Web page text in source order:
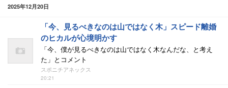
2025年12月20日
「今、見るべきなのは山ではなく木」スピード離婚
のヒカルが心境明かす
「今、僕が見るべきなのは山ではなく木なんだな、と考え
た」とコメント
スポニチアネックス
20:21